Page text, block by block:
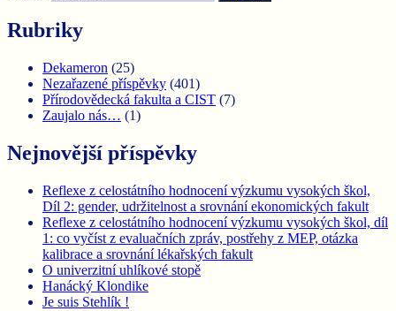
Rubriky
Dekameron (25)
Nezařazené příspěvky (401)
Přírodovědecká fakulta a CIST (7)
Zaujalo nás… (1)
Nejnovější příspěvky
Reflexe z celostátního hodnocení výzkumu vysokých škol,
Díl 2: gender, udržitelnost a srovnání ekonomických fakult
Reflexe z celostátního hodnocení výzkumu vysokých škol, díl
1: co vyčíst z evaluačních zpráv, postřehy z MEP, otázka
kalibrace a srovnání lékařských fakult
O univerzitní uhlíkové stopě
Hanácký Klondike
Je suis Stehlík !